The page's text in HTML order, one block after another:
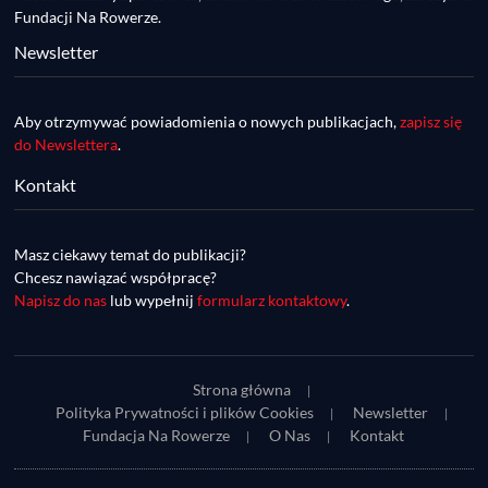
- zaprasza Mateusz Szafraniec. Dwie
samochwałki
Fundacji Na Rowerze.
Newsletter
Aby otrzymywać powiadomienia o nowych publikacjach,zapisz się
do Newslettera.
Kontakt
Masz ciekawy temat do publikacji?
Chcesz nawiązać współpracę?
Napisz do nas lub wypełnijformularz kontaktowy.
Strona główna
Polityka Prywatności i plików Cookies
Newsletter
Fundacja Na Rowerze
O Nas Kontakt